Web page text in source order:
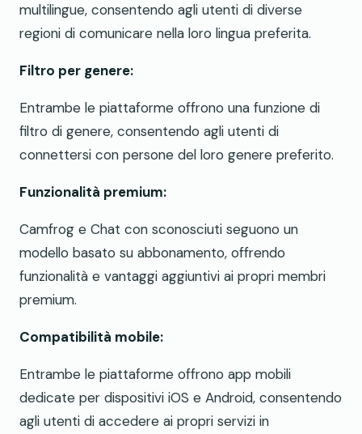
multilingue, consentendo agli utenti di diverse
regioni di comunicare nella loro lingua preferita.
Filtro per genere:
Entrambe le piattaforme offrono una funzione di
filtro di genere, consentendo agli utenti di
connettersi con persone del loro genere preferito.
Funzionalità premium:
Camfrog e Chat con sconosciuti seguono un
modello basato su abbonamento, offrendo
funzionalità e vantaggi aggiuntivi ai propri membri
premium.
Compatibilità mobile:
Entrambe le piattaforme offrono app mobili
dedicate per dispositivi iOS e Android, consentendo
agli utenti di accedere ai propri servizi in